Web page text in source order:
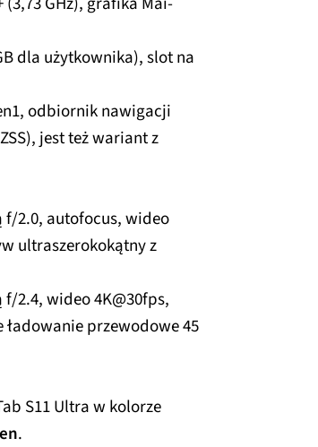
dla użytkownika), slot na
odbiornik nawigacji
jest też wariant z
f/2.0, autofocus, wideo
ultraszerokokątny z
2.4, wideo 4K@30fps,
przewodowe 45
S11 Ultra w kolorze
.